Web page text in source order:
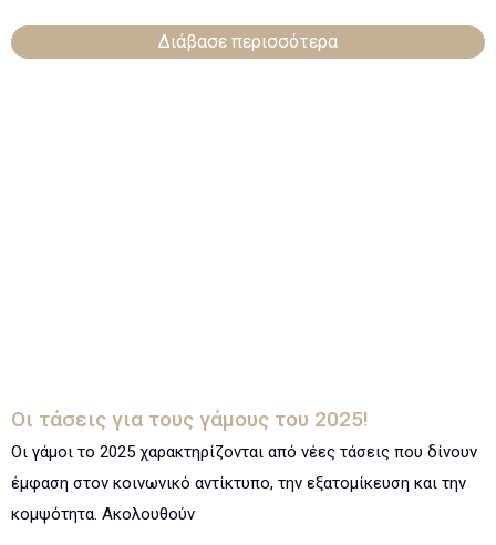
Διάβασε περισσότερα
Οι τάσεις για τους γάμους του 2025!
Οι γάμοι το 2025 χαρακτηρίζονται από νέες τάσεις που δίνουν
έμφαση στον κοινωνικό αντίκτυπο, την εξατομίκευση και την
κομψότητα. Ακολουθούν